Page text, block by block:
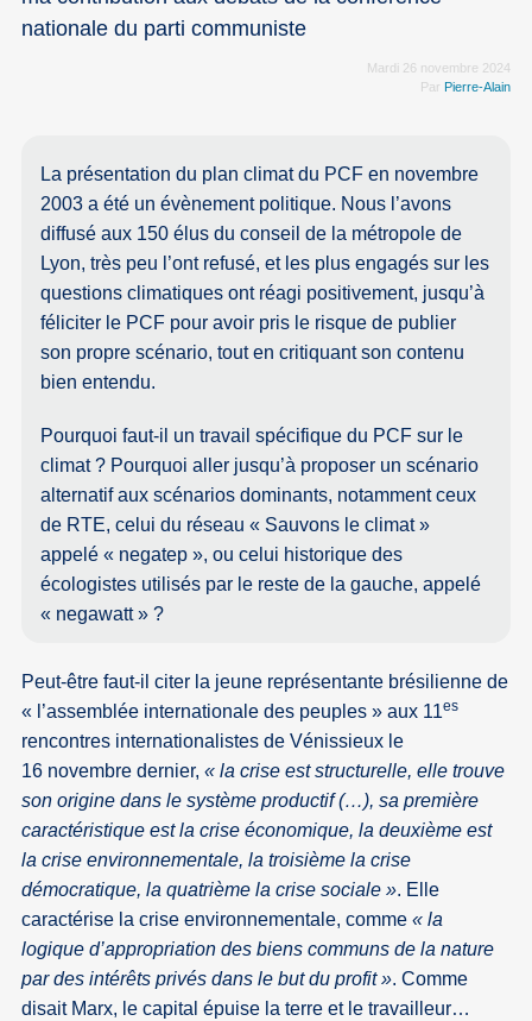
nationale du parti communiste
Mardi 26 novembre 2024
Par Pierre-Alain
La présentation du plan climat du PCF en novembre
2003 a été un évènement politique. Nous l’avons
diffusé aux 150 élus du conseil de la métropole de
Lyon, très peu l’ont refusé, et les plus engagés sur les
questions climatiques ont réagi positivement, jusqu’à
féliciter le PCF pour avoir pris le risque de publier
son propre scénario, tout en critiquant son contenu
bien entendu.
Pourquoi faut-il un travail spécifique du PCF sur le
climat ? Pourquoi aller jusqu’à proposer un scénario
alternatif aux scénarios dominants, notamment ceux
de RTE, celui du réseau « Sauvons le climat »
appelé « negatep », ou celui historique des
écologistes utilisés par le reste de la gauche, appelé
« negawatt » ?
Peut-être faut-il citer la jeune représentante brésilienne de
« l’assemblée internationale des peuples » aux 11es
rencontres internationalistes de Vénissieux le
16 novembre dernier,« la crise est structurelle, elle trouve
son origine dans le système productif (…), sa première
caractéristique est la crise économique, la deuxième est
la crise environnementale, la troisième la crise
démocratique, la quatrième la crise sociale ». Elle
caractérise la crise environnementale, comme« la
logique d’appropriation des biens communs de la nature
par des intérêts privés dans le but du profit ». Comme
disait Marx, le capital épuise la terre et le travailleur…